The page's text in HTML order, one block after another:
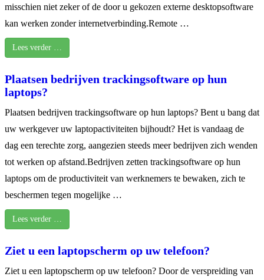
misschien niet zeker of de door u gekozen externe desktopsoftware
kan werken zonder internetverbinding.Remote …
Lees verder …
Plaatsen bedrijven trackingsoftware op hun
laptops?
Plaatsen bedrijven trackingsoftware op hun laptops? Bent u bang dat
uw werkgever uw laptopactiviteiten bijhoudt? Het is vandaag de
dag een terechte zorg, aangezien steeds meer bedrijven zich wenden
tot werken op afstand.Bedrijven zetten trackingsoftware op hun
laptops om de productiviteit van werknemers te bewaken, zich te
beschermen tegen mogelijke …
Lees verder …
Ziet u een laptopscherm op uw telefoon?
Ziet u een laptopscherm op uw telefoon? Door de verspreiding van